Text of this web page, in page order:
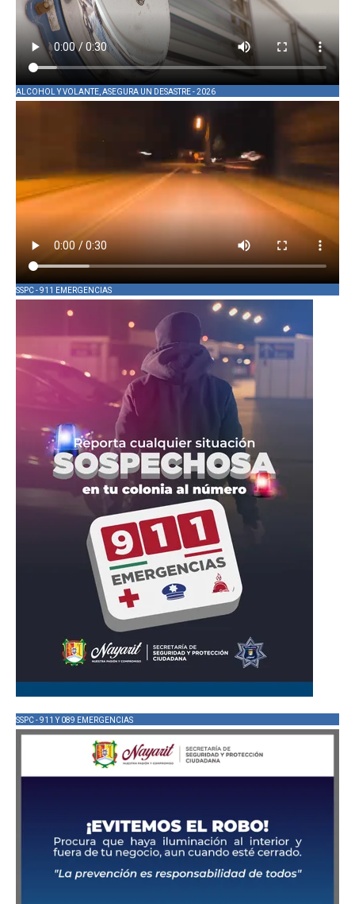
ALCOHOL Y VOLANTE, ASEGURA UN DESASTRE - 2026
SSPC - 911 EMERGENCIAS
SSPC - 911 Y 089 EMERGENCIAS